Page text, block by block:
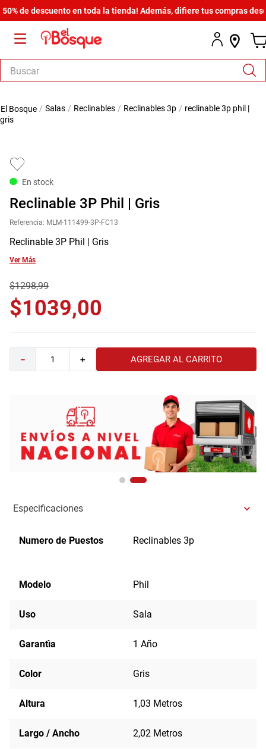
de descuento en toda la tienda! Además, difiere tus compras desde
Buscar
salas reclinables reclinables 3p
reclinable 3p phil |
gris
En stock
Reclinable 3P Phil | Gris
Referencia: MLM-111499-3P-FC13
Reclinable 3P Phil | Gris
Ver Más
$1298,99
$1039,00
＋
－ AGREGAR AL CARRITO
Especificaciones
Numero de Puestos Reclinables 3p
Modelo Phil
Uso Sala
Garantìa 1 Año
Color Gris
Altura 1,03 Metros
Largo / Ancho 2,02 Metros
1.
salas
.
zapatera
7
cama
8.
havana master
9
10
sofa